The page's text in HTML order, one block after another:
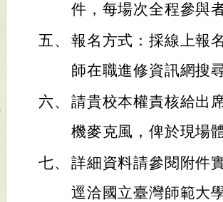
件，每場次全程參與
五、 報名方式：採線上報
師在職進修資訊網搜
六、 請貴校本權責核給出
機麥克風，俾於現場
七、 詳細資料請參閱附件
逕洽國立臺灣師範大